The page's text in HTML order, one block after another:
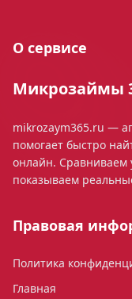
О сервисе
Микрозаймы
mikrozaym365.ru —
помогает быстро
онлайн.
показываем
Правовая
Политика
Главная